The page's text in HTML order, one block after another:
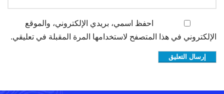
احفظ اسمي، بريدي الإلكتروني، والموقع
الإلكتروني في هذا المتصفح لاستخدامها المرة المقبلة في تعليقي.